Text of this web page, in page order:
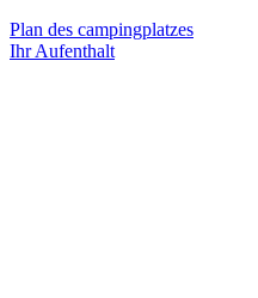
Plan des campingplatzes
Ihr Aufenthalt